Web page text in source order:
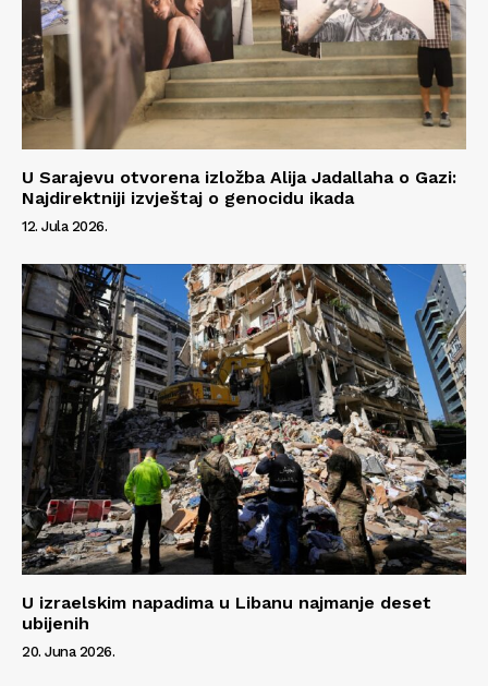
U Sarajevu otvorena izložba Alija Jadallaha o Gazi:
Najdirektniji izvještaj o genocidu ikada
12. Jula 2026.
U izraelskim napadima u Libanu najmanje deset
ubijenih
20. Juna 2026.